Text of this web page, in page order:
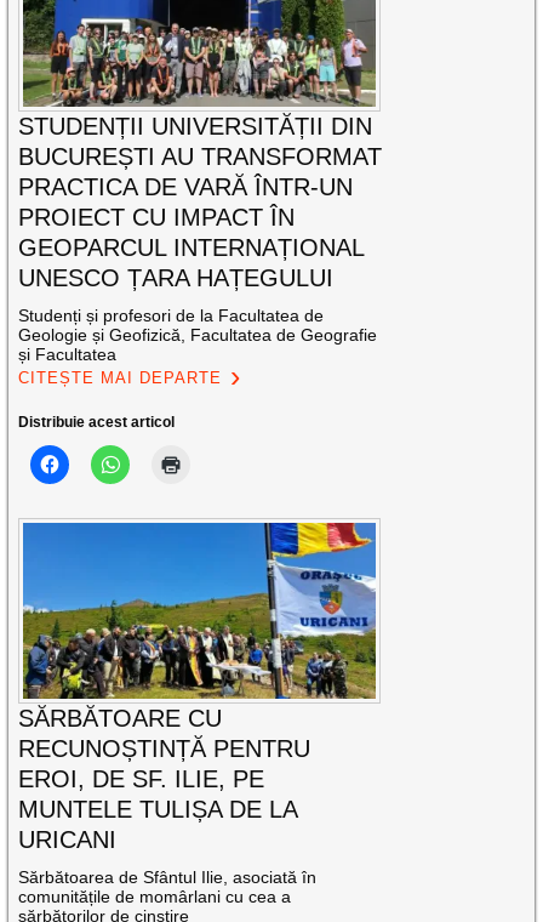
STUDENȚII UNIVERSITĂȚII DIN
BUCUREȘTI AU TRANSFORMAT
PRACTICA DE VARĂ ÎNTR-UN
PROIECT CU IMPACT ÎN
GEOPARCUL INTERNAȚIONAL
UNESCO ȚARA HAȚEGULUI
Studenți și profesori de la Facultatea de
Geologie și Geofizică, Facultatea de Geografie
și Facultatea
CITEȘTE MAI DEPARTE
Distribuie acest articol
SĂRBĂTOARE CU
RECUNOȘTINȚĂ PENTRU
EROI, DE SF. ILIE, PE
MUNTELE TULIȘA DE LA
URICANI
Sărbătoarea de Sfântul Ilie, asociată în
comunitățile de momârlani cu cea a
sărbătorilor de cinstire